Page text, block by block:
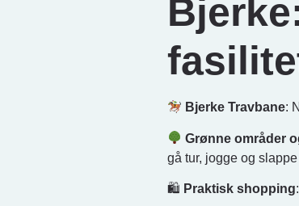
Bjerke Travbane:
Grønne områder
gå tur, jogge og slappe
🛍 Praktisk shopping